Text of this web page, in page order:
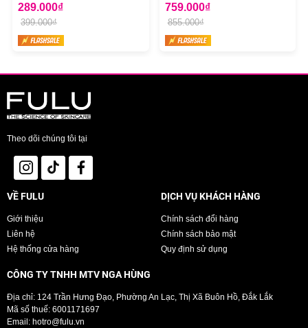
Dark Spot Mờ Thâm Nám 50ml
289.000₫
399.000₫
Repair & Soothing Cream
759.000₫
855.000₫
Theo dõi chúng tôi tại
VỀ FULU
Giới thiệu
Liên hệ
Hệ thống cửa hàng
DỊCH VỤ KHÁCH HÀNG
Chính sách đổi hàng
Chính sách bảo mật
Quy định sử dụng
CÔNG TY TNHH MTV NGA HÙNG
Địa chỉ: 124 Trần Hưng Đạo, Phường An Lạc, Thị Xã Buôn Hồ, Đắk Lắk
Mã số thuế: 6001171697
Email: hotro@fulu.vn